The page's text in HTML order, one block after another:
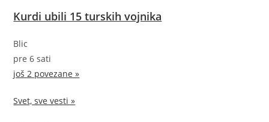
Kurdi ubili 15 turskih vojnika
Blic
pre 6 sati
još 2 povezane »
Svet, sve vesti »